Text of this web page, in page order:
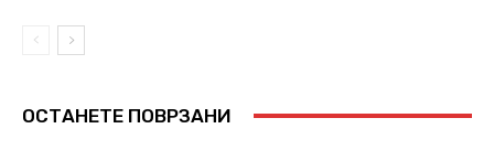
ОСТАНЕТЕ ПОВРЗАНИ